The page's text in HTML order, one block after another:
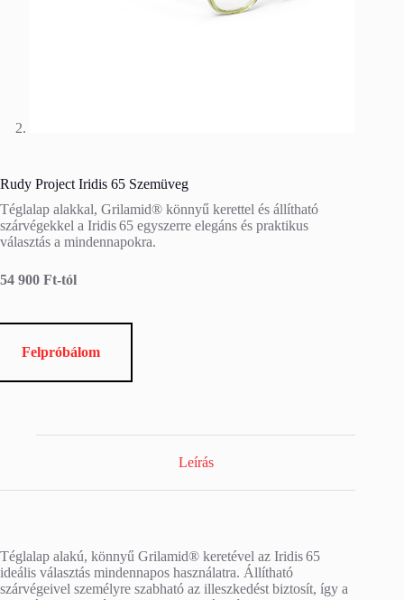
Rudy Project Iridis 65 Szemüveg
Téglalap alakkal, Grilamid® könnyű kerettel és állítható
szárvégekkel a Iridis 65 egyszerre elegáns és praktikus
választás a mindennapokra.
54 900 Ft-tól
Felpróbálom
Leírás
Téglalap alakú, könnyű Grilamid® keretével az Iridis 65
ideális választás mindennapos használatra. Állítható
szárvégeivel személyre szabható az illeszkedést biztosít, így a